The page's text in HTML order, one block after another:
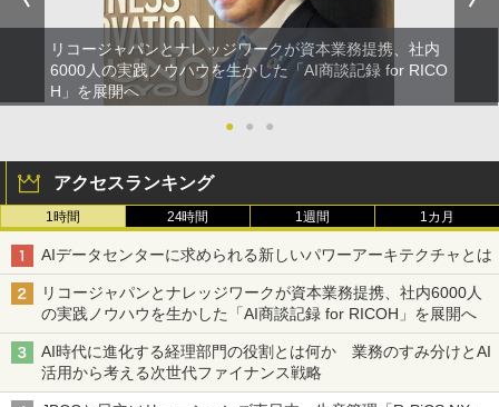
リコージャパンとナレッジワークが資本業務提携、社内
6000人の実践ノウハウを生かした「AI商談記録 for RICO
H」を展開へ
●
● ●
アクセスランキング
1時間 24時間 1週間 1カ月
AIデータセンターに求められる新しいパワーアーキテクチャとは
リコージャパンとナレッジワークが資本業務提携、社内6000人
の実践ノウハウを生かした「AI商談記録 for RICOH」を展開へ
AI時代に進化する経理部門の役割とは何か 業務のすみ分けとAI
活用から考える次世代ファイナンス戦略